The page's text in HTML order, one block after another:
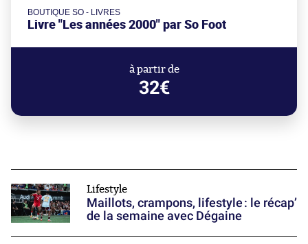
BOUTIQUE SO - LIVRES
Livre "Les années 2000" par So Foot
à partir de
32€
Lifestyle
Maillots, crampons, lifestyle : le récap’
de la semaine avec Dégaine